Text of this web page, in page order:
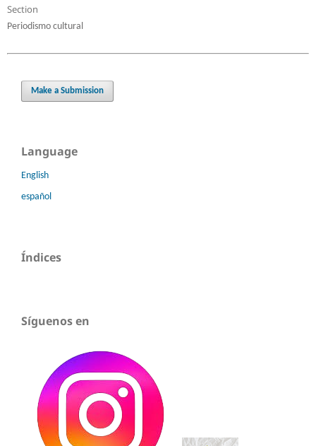
Section
Periodismo cultural
Make a Submission
Language
English
español
Índices
Síguenos en